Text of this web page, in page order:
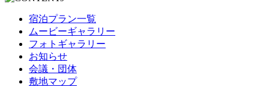
宿泊プラン一覧
ムービーギャラリー
フォトギャラリー
お知らせ
会議・団体
敷地マップ